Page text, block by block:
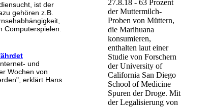
ist der
gehören z.B.
Computerspielen.
und
Wochen von
erklärt Hans